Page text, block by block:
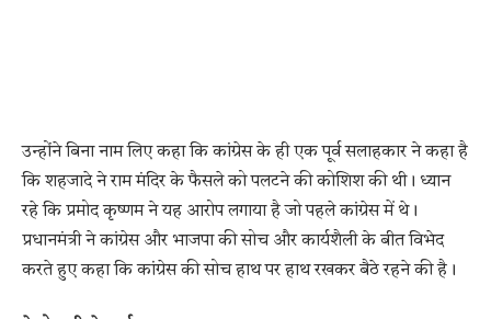
उन्होंने बिना नाम लिए कहा कि कांग्रेस के ही एक पूर्व सलाहकार ने कहा है
कि शहजादे ने राम मंदिर के फैसले को पलटने की कोशिश की थी। ध्यान
रहे कि प्रमोद कृष्णम ने यह आरोप लगाया है जो पहले कांग्रेस में थे।
प्रधानमंत्री ने कांग्रेस और भाजपा की सोच और कार्यशैली के बीत विभेद
करते हुए कहा कि कांग्रेस की सोच हाथ पर हाथ रखकर बैठे रहने की है।